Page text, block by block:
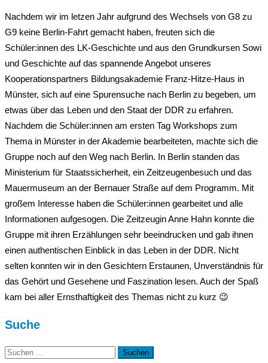
Nachdem wir im letzen Jahr aufgrund des Wechsels von G8 zu
G9 keine Berlin-Fahrt gemacht haben, freuten sich die
Schüler:innen des LK-Geschichte und aus den Grundkursen Sowi
und Geschichte auf das spannende Angebot unseres
Kooperationspartners Bildungsakademie Franz-Hitze-Haus in
Münster, sich auf eine Spurensuche nach Berlin zu begeben, um
etwas über das Leben und den Staat der DDR zu erfahren.
Nachdem die Schüler:innen am ersten Tag Workshops zum
Thema in Münster in der Akademie bearbeiteten, machte sich die
Gruppe noch auf den Weg nach Berlin. In Berlin standen das
Ministerium für Staatssicherheit, ein Zeitzeugenbesuch und das
Mauermuseum an der Bernauer Straße auf dem Programm. Mit
großem Interesse haben die Schüler:innen gearbeitet und alle
Informationen aufgesogen. Die Zeitzeugin Anne Hahn konnte die
Gruppe mit ihren Erzählungen sehr beeindrucken und gab ihnen
einen authentischen Einblick in das Leben in der DDR. Nicht
selten konnten wir in den Gesichtern Erstaunen, Unverständnis für
das Gehört und Gesehene und Faszination lesen. Auch der Spaß
kam bei aller Ernsthaftigkeit des Themas nicht zu kurz 😉
Suche
Suchen